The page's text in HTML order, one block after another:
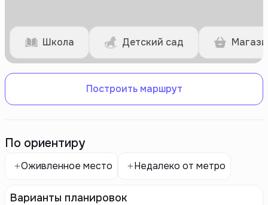
Школа Детский сад
Построить маршрут
По ориентиру
Оживленное место Недалеко от метро
Варианты планировок